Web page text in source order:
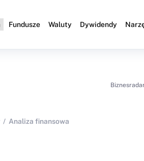
Fundusze Waluty Dywidendy
Analiza finansowa